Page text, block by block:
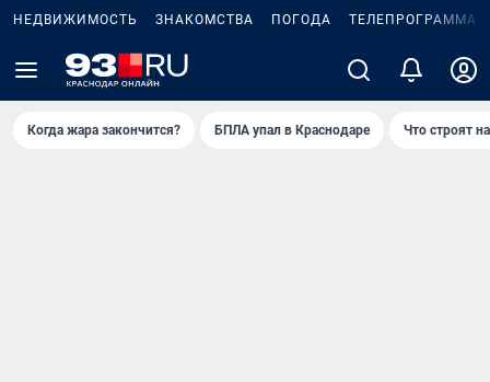
НЕДВИЖИМОСТЬ ЗНАКОМСТВА ПОГОДА ТЕЛЕПРОГРАММА
Когда жара закончится? БПЛА упал в Краснодаре Что строят